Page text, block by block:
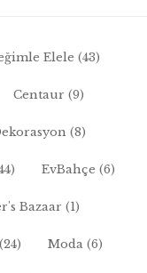
Elele (43)
Centaur (9)
(8)
EvBahçe (6)
Bazaar (1)
Moda (6)